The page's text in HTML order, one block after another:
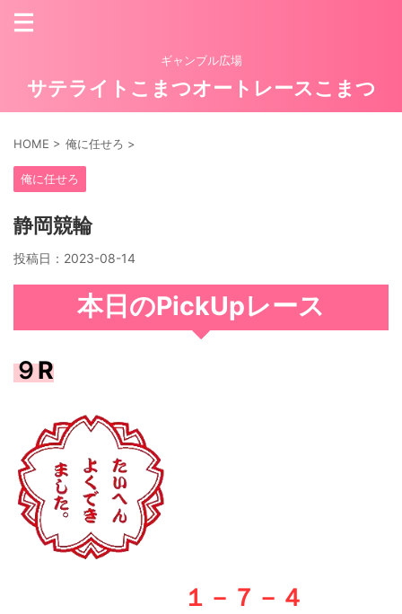
ギャンブル広場
サテライトこまつオートレースこまつ
HOME > 俺に任せろ >
俺に任せろ
静岡競輪
投稿日： 2023-08-14
本日のPickUpレース
９R
１－７－４